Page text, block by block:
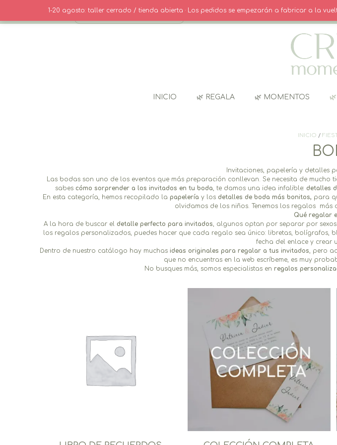
contenido
· CONTACTO · INICIO SESIÓN / REGISTRO
INICIO 🌿 REGALA 🌿 MOMENTOS
INICIO /
Invitaciones, papelería y detalles
Las bodas son uno de los eventos que más preparación conllevan. Se necesita de
sabes cómo sorprender a los invitados en tu boda, te damos una idea infalible: detalles
En esta categoría, hemos recopilado la papelería y los detalles de boda más bonitos, para
olvidamos de los niños. Tenemos los regalos más
Qué regalar
A la hora de buscar el detalle perfecto para invitados, algunos optan por separar por
los regalos personalizados, puedes hacer que cada regalo sea único: libretas, bolígrafos,
fecha del enlace y crear
Dentro de nuestro catálogo hay muchas ideas originales para regalar a tus invitados, pero
que no encuentras en la web escríbeme, es muy
No busques más, somos especialistas en regalos
1-20 agosto: taller cerrado / tienda abierta · Los pedidos se empezarán a fabricar a la